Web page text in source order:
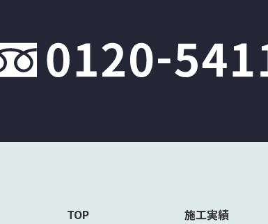
TOP
施工実績